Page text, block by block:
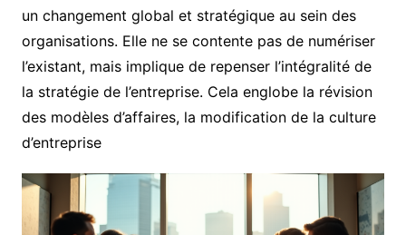
un changement global et stratégique au sein des
organisations. Elle ne se contente pas de numériser
l’existant, mais implique de repenser l’intégralité de
la stratégie de l’entreprise. Cela englobe la révision
des modèles d’affaires, la modification de la culture
d’entreprise